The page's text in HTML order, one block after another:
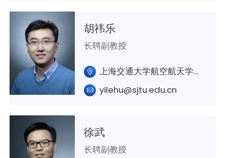
胡祎乐
长聘副教授
上海交通大学航空航天学院 A430
yilehu@sjtu.edu.cn
徐武
长聘副教授